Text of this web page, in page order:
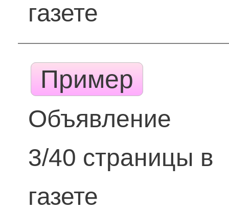
газете
Пример
Объявление
3/40 страницы в
газете